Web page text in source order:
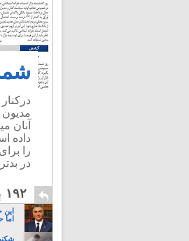
مدیون
آنان
داده
را
در
۱۹۲
این
اما